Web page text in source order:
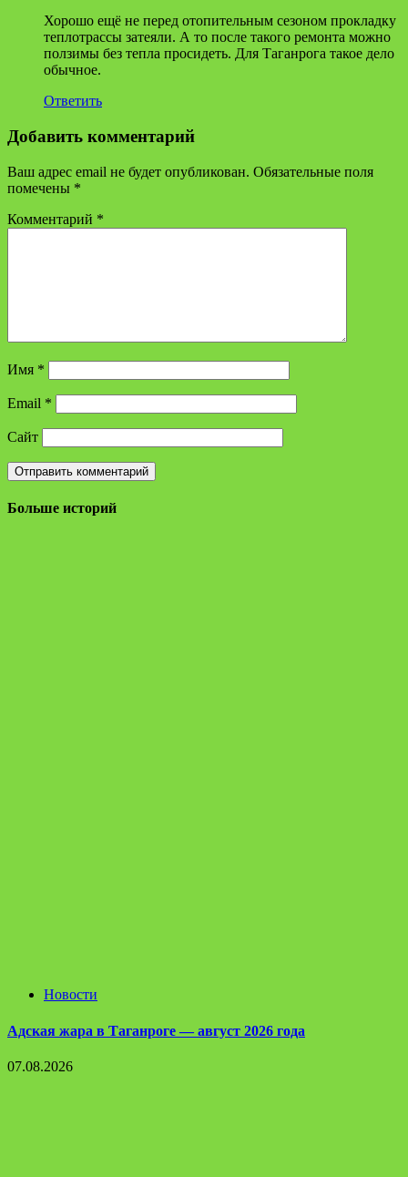
Хорошо ещё не перед отопительным сезоном прокладку
теплотрассы затеяли. А то после такого ремонта можно
ползимы без тепла просидеть. Для Таганрога такое дело
обычное.
Ответить
Добавить комментарий
Ваш адрес email не будет опубликован. Обязательные поля
помечены *
Комментарий *
Имя *
Email *
Сайт
Больше историй
Новости
Адская жара в Таганроге — август 2026 года
07.08.2026